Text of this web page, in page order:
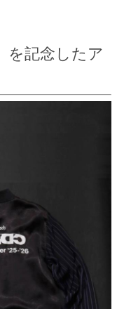
を記念したア